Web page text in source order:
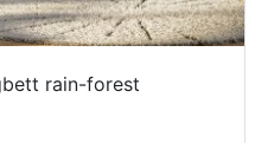
rain-forest